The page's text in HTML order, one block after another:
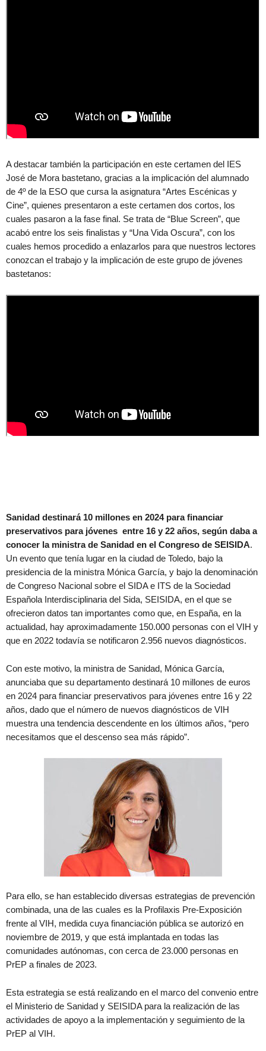
A destacar también la participación en este certamen del IES
José de Mora bastetano, gracias a la implicación del alumnado
de 4º de la ESO que cursa la asignatura “Artes Escénicas y
Cine”, quienes presentaron a este certamen dos cortos, los
cuales pasaron a la fase final. Se trata de “Blue Screen”, que
acabó entre los seis finalistas y “Una Vida Oscura”, con los
cuales hemos procedido a enlazarlos para que nuestros lectores
conozcan el trabajo y la implicación de este grupo de jóvenes
bastetanos:
Sanidad destinará 10 millones en 2024 para financiar
preservativos para jóvenes entre 16 y 22 años, según daba a
conocer la ministra de Sanidad en el Congreso de SEISIDA.
Un evento que tenía lugar en la ciudad de Toledo, bajo la
presidencia de la ministra Mónica García, y bajo la denominación
de Congreso Nacional sobre el SIDA e ITS de la Sociedad
Española Interdisciplinaria del Sida, SEISIDA, en el que se
ofrecieron datos tan importantes como que, en España, en la
actualidad, hay aproximadamente 150.000 personas con el VIH y
que en 2022 todavía se notificaron 2.956 nuevos diagnósticos.
Con este motivo, la ministra de Sanidad, Mónica García,
anunciaba que su departamento destinará 10 millones de euros
en 2024 para financiar preservativos para jóvenes entre 16 y 22
años, dado que el número de nuevos diagnósticos de VIH
muestra una tendencia descendente en los últimos años, “pero
necesitamos que el descenso sea más rápido”.
Para ello, se han establecido diversas estrategias de prevención
combinada, una de las cuales es la Profilaxis Pre-Exposición
frente al VIH, medida cuya financiación pública se autorizó en
noviembre de 2019, y que está implantada en todas las
comunidades autónomas, con cerca de 23.000 personas en
PrEP a finales de 2023.
Esta estrategia se está realizando en el marco del convenio entre
el Ministerio de Sanidad y SEISIDA para la realización de las
actividades de apoyo a la implementación y seguimiento de la
PrEP al VIH.